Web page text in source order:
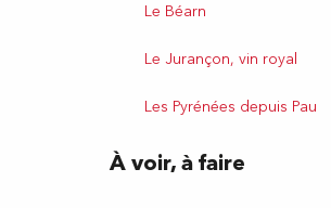
Le Béarn
Le Jurançon, vin royal
Les Pyrénées depuis Pau
À voir, à faire